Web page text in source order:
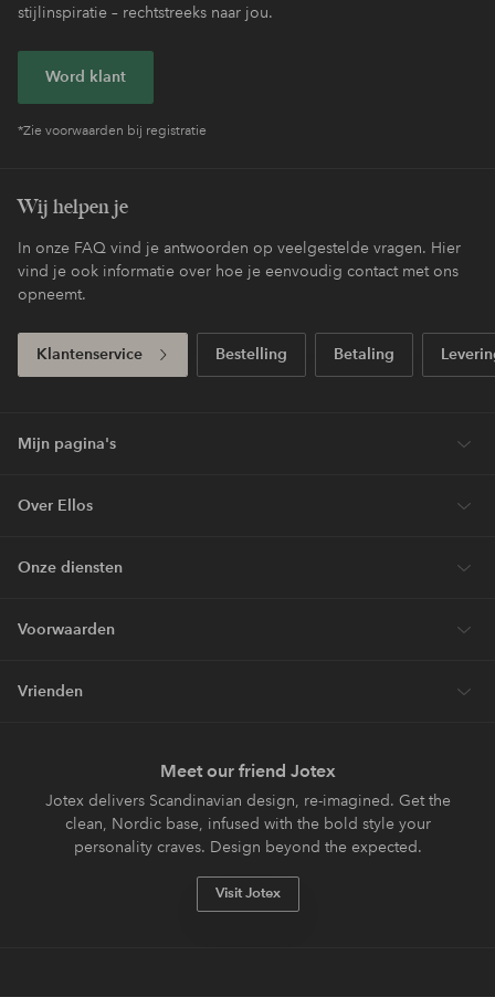
stijlinspiratie – rechtstreeks naar jou.
Word klant
*Zie voorwaarden bij registratie
Wij helpen je
In onze FAQ vind je antwoorden op veelgestelde vragen. Hier
vind je ook informatie over hoe je eenvoudig contact met ons
opneemt.
Klantenservice Bestelling Betaling
Mijn pagina's
Over Ellos
Onze diensten
Voorwaarden
Vrienden
Meet our friend Jotex
Jotex delivers Scandinavian design, re-imagined. Get the
clean, Nordic base, infused with the bold style your
personality craves. Design beyond the expected.
Visit Jotex